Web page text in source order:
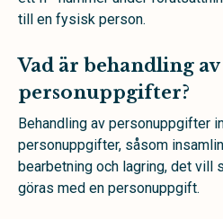
till en fysisk person.
Vad är behandling av
personuppgifter?
Behandling av personuppgifter
personuppgifter, såsom
bearbetning och lagring, det vill
göras med en personuppgift.